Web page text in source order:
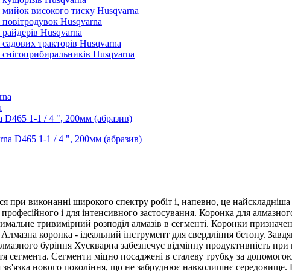
високого тиску Husqvarna
Husqvarna
Husqvarna
тракторів Husqvarna
Husqvarna
D465 1-1 / 4 ", 200мм (абразив)
при виконанні широкого спектру робіт і, напевно, це
і для інтенсивного застосування. Коронка для
тривимірний розподіл алмазів в сегменті. Коронки
Алмазна коронка - ідеальний інструмент для свердління бетону.
буріння Хускварна забезпечує відмінну продуктивність
сегмента. Сегменти міцно посаджені в сталеву трубку за
зв'язка нового покоління, що не забруднює навколишнє